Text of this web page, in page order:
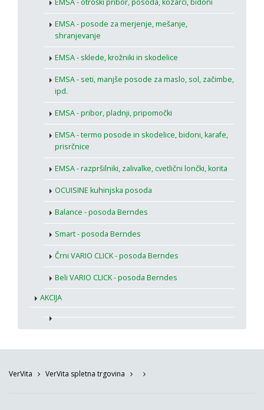
EMSA - otroški pribor, posoda, kozarci, bidoni
EMSA - posode za merjenje, mešanje,
shranjevanje
EMSA - sklede, krožniki in skodelice
EMSA - seti, manjše posode za maslo, sol, začimbe,
ipd.
EMSA - pribor, pladnji, pripomočki
EMSA - termo posode in skodelice, bidoni, karafe,
prisrčnice
EMSA - razpršilniki, zalivalke, cvetlični lončki, korita
OCUISINE kuhinjska posoda
Balance - posoda Berndes
Smart - posoda Berndes
Črni VARIO CLICK - posoda Berndes
Beli VARIO CLICK - posoda Berndes
AKCIJA
VerVita VerVita spletna trgovina